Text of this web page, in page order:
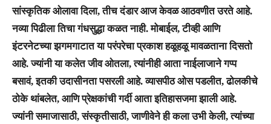
सांस्कृतिक ओलावा दिला, तीच दंडार आज केवळ आठवणीत उरते आहे.
नव्या पिढीला तिचा गंधसुद्धा कळत नाही. मोबाईल, टीव्ही आणि
इंटरनेटच्या झगमगाटात या परंपरेचा प्रकाश हळूहळू मावळताना दिसतो
आहे. ज्यांनी या कलेत जीव ओतला, त्यांनीही आता नाईलाजाने गप्प
बसावं, इतकी उदासीनता पसरली आहे. व्यासपीठ ओस पडलीत, ढोलकीचे
ठोके थांबलेत, आणि प्रेक्षकांची गर्दी आता इतिहासजमा झाली आहे.
ज्यांनी समाजासाठी, संस्कृतीसाठी, जाणीवेने ही कला उभी केली, त्यांच्या